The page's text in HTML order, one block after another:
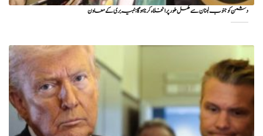
دشمن کو جنوب لبنان سے مکمل طور پر انخلاء کرنا ہوگا: نبیہ بری کے معاون